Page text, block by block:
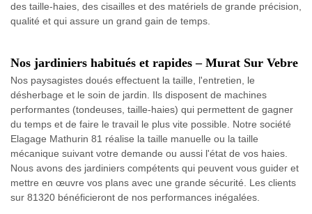
des taille-haies, des cisailles et des matériels de grande précision,
qualité et qui assure un grand gain de temps.
Nos jardiniers habitués et rapides – Murat Sur Vebre
Nos paysagistes doués effectuent la taille, l'entretien, le
désherbage et le soin de jardin. Ils disposent de machines
performantes (tondeuses, taille-haies) qui permettent de gagner
du temps et de faire le travail le plus vite possible. Notre société
Elagage Mathurin 81 réalise la taille manuelle ou la taille
mécanique suivant votre demande ou aussi l'état de vos haies.
Nous avons des jardiniers compétents qui peuvent vous guider et
mettre en œuvre vos plans avec une grande sécurité. Les clients
sur 81320 bénéficieront de nos performances inégalées.